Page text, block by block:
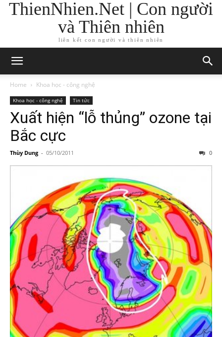
ThienNhien.Net | Con người
và Thiên nhiên
liên kết con người và thiên nhiên
Home Khoa học - công nghệ
Khoa học - công nghệ Tin tức
Xuất hiện “lỗ thủng” ozone tại
Bắc cực
Thùy Dung - 05/10/2011 0